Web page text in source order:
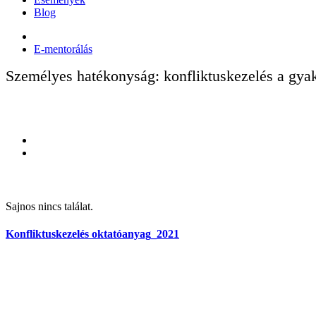
Blog
E-mentorálás
Személyes hatékonyság: konfliktuskezelés a
Sajnos nincs találat.
Konfliktuskezelés oktatóanyag_2021